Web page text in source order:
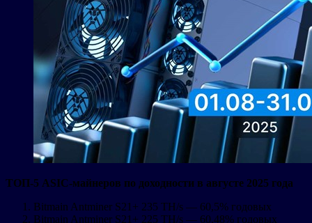
ТОП-5 ASIC-майнеров по доходности в августе 2025 года
Bitmain Antminer S21+ 235 TH/s — 60,5% годовых
Bitmain Antminer S21+ 225 TH/s — 60,48% годовых